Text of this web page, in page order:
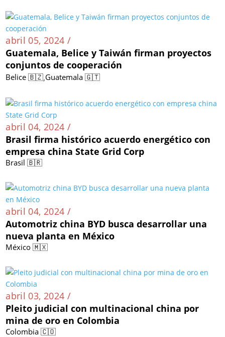
abril 05, 2024 /
Guatemala, Belice y Taiwán firman proyectos
conjuntos de cooperación
Belice 🇧🇿,Guatemala 🇬🇹
abril 04, 2024 /
Brasil firma histórico acuerdo energético con
empresa china State Grid Corp
Brasil 🇧🇷
abril 04, 2024 /
Automotriz china BYD busca desarrollar una
nueva planta en México
México 🇲🇽
abril 03, 2024 /
Pleito judicial con multinacional china por
mina de oro en Colombia
Colombia 🇨🇴